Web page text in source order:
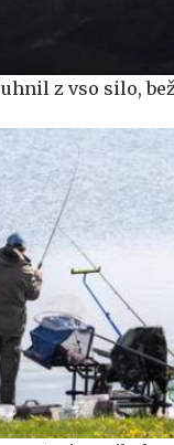
z vso silo,